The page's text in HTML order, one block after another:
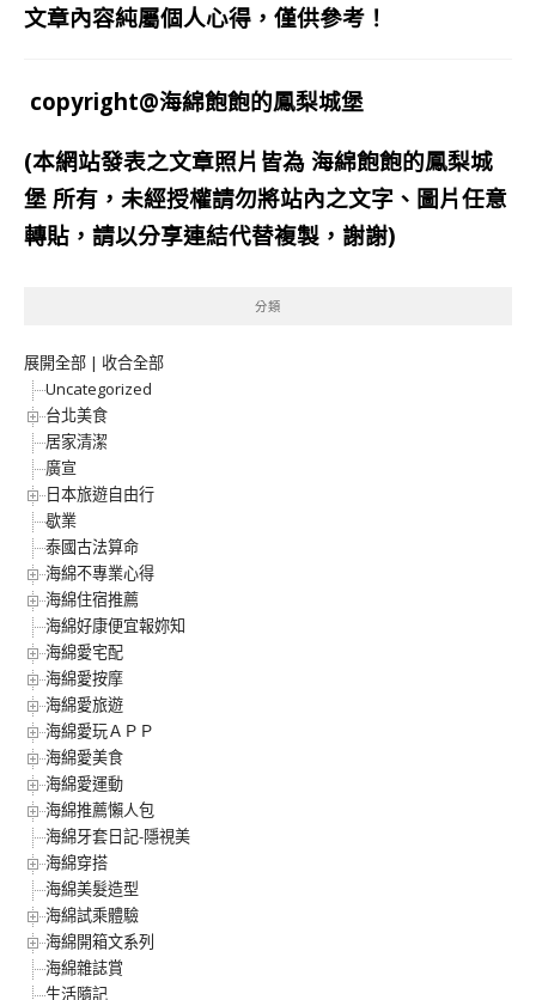
文章內容純屬個人心得，僅供參考！
copyright@海綿飽飽的鳳梨城堡
(本網站發表之文章照片皆為 海綿飽飽的鳳梨城
堡 所有，未經授權請勿將站內之文字、圖片任意
轉貼，請以分享連結代替複製，謝謝)
分類
展開全部 | 收合全部
Uncategorized
台北美食
居家清潔
廣宣
日本旅遊自由行
歇業
泰國古法算命
海綿不專業心得
海綿住宿推薦
海綿好康便宜報妳知
海綿愛宅配
海綿愛按摩
海綿愛旅遊
海綿愛玩ＡＰＰ
海綿愛美食
海綿愛運動
海綿推薦懶人包
海綿牙套日記-隱視美
海綿穿搭
海綿美髮造型
海綿試乘體驗
海綿開箱文系列
海綿雜誌賞
生活隨記